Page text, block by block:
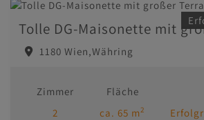
Tolle DG-Maisonette mit
1180 Wien,Währing
Zimmer
2
Fläche
ca. 65 m2